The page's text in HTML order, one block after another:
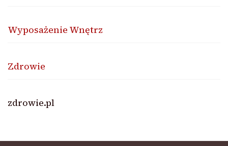
Wyposażenie Wnętrz
Zdrowie
zdrowie.pl